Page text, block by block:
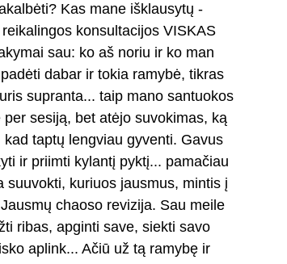
Kas mane išklausytų -
konsultacijos VISKAS
sau: ko aš noriu ir ko man
dabar ir tokia ramybė, tikras
supranta... taip mano santuokos
sesiją, bet atėjo suvokimas, ką
taptų lengviau gyventi. Gavus
ir priimti kylantį pyktį... pamačiau
suuvokti, kuriuos jausmus, mintis į
chaoso revizija. Sau meile
ribas, apginti save, siekti savo
aplink... Ačiū už tą ramybę ir